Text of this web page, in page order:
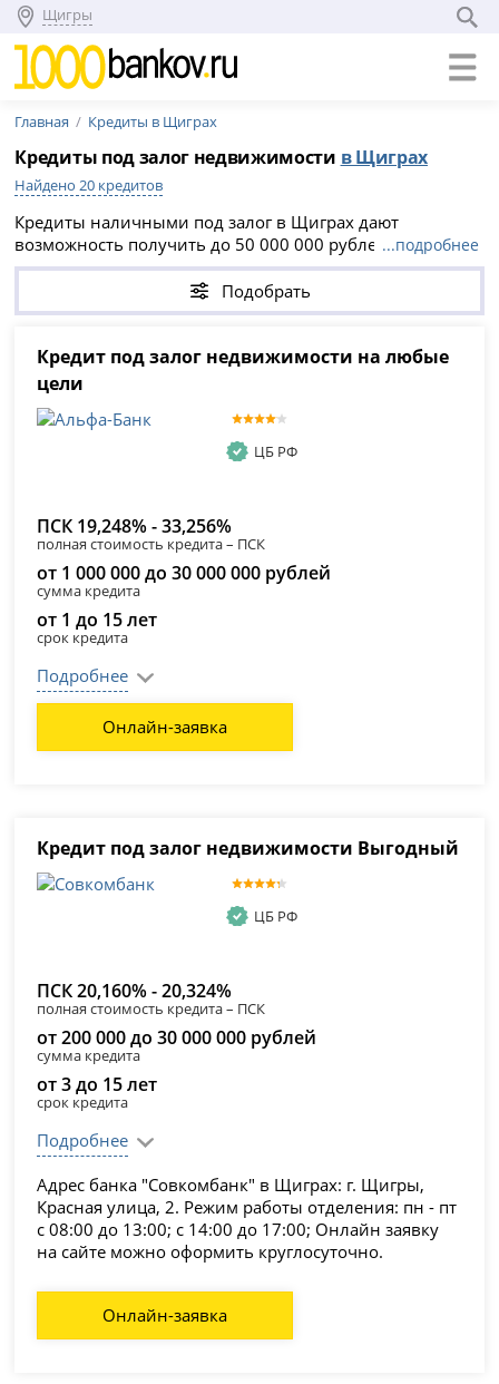
Щигры
Главная Кредиты в Щиграх
Кредиты под залог недвижимости в Щиграх
Найдено 20 кредитов
Кредиты наличными под залог в Щиграх дают
возможность получить до 50 000 000 рублей и сроком
до 30 лет без справок о доходах. Оформить заявку
можно онлайн, что упрощает процесс: достаточно
выбрать подходящий кредит под залог недвижимости
компании.
...подробнее
Подобрать
Кредит под залог недвижимости на любые
цели
ЦБ РФ
ПСК 19,248% - 33,256%
полная стоимость кредита – ПСК
от 1 000 000 до 30 000 000 рублей
сумма кредита
от 1 до 15 лет
срок кредита
Подробнее
Онлайн-заявка
Кредит под залог недвижимости Выгодный
ЦБ РФ
ПСК 20,160% - 20,324%
полная стоимость кредита – ПСК
от 200 000 до 30 000 000 рублей
сумма кредита
от 3 до 15 лет
срок кредита
Подробнее
Адрес банка "Совкомбанк" в Щиграх: г. Щигры,
Красная улица, 2. Режим работы отделения: пн - пт
с 08:00 до 13:00; с 14:00 до 17:00; Онлайн заявку
на сайте можно оформить круглосуточно.
Онлайн-заявка